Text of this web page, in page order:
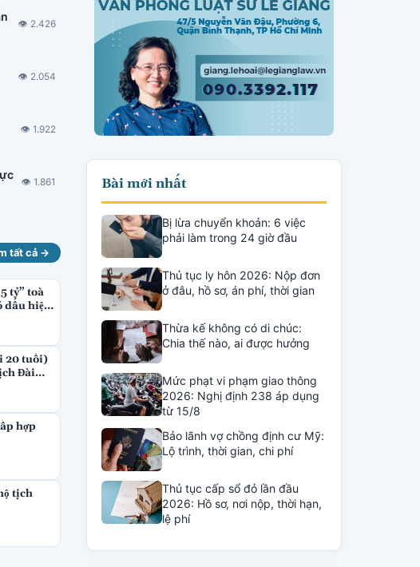
👁 2.426
👁 2.054
👁 1.922
👁 1.861
tất cả →
tỷ” toà
dấu hiệu
20 tuổi)
Đài
hợp
tịch
Bài mới nhất
Bị lừa chuyển khoản: 6 việc
phải làm trong 24 giờ đầu
Thủ tục ly hôn 2026: Nộp đơn
ở đâu, hồ sơ, án phí, thời gian
Thừa kế không có di chúc:
Chia thế nào, ai được hưởng
Mức phạt vi phạm giao thông
2026: Nghị định 238 áp dụng
từ 15/8
Bảo lãnh vợ chồng định cư Mỹ:
Lộ trình, thời gian, chi phí
Thủ tục cấp sổ đỏ lần đầu
2026: Hồ sơ, nơi nộp, thời hạn,
lệ phí